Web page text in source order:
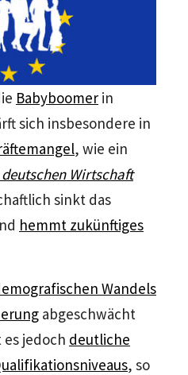
Babyboomer in
sich insbesondere in
, wie ein
Wirtschaft
sinkt das
hemmt zukünftiges
Wandels
abgeschwächt
jedoch deutliche
, so